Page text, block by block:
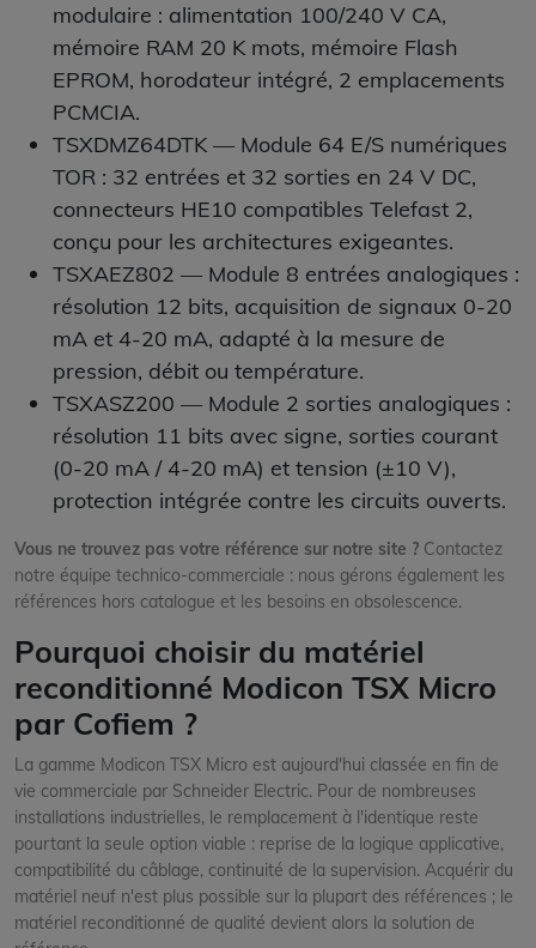
modulaire : alimentation 100/240 V CA,
mémoire RAM 20 K mots, mémoire Flash
EPROM, horodateur intégré, 2 emplacements
PCMCIA.
TSXDMZ64DTK — Module 64 E/S numériques
TOR : 32 entrées et 32 sorties en 24 V DC,
connecteurs HE10 compatibles Telefast 2,
conçu pour les architectures exigeantes.
TSXAEZ802 — Module 8 entrées analogiques :
résolution 12 bits, acquisition de signaux 0-20
mA et 4-20 mA, adapté à la mesure de
pression, débit ou température.
TSXASZ200 — Module 2 sorties analogiques :
résolution 11 bits avec signe, sorties courant
(0-20 mA / 4-20 mA) et tension (±10 V),
protection intégrée contre les circuits ouverts.
Vous ne trouvez pas votre référence sur notre site ? Contactez
notre équipe technico-commerciale : nous gérons également les
références hors catalogue et les besoins en obsolescence.
Pourquoi choisir du matériel
reconditionné Modicon TSX Micro
par Cofiem ?
La gamme Modicon TSX Micro est aujourd'hui classée en fin de
vie commerciale par Schneider Electric. Pour de nombreuses
installations industrielles, le remplacement à l'identique reste
pourtant la seule option viable : reprise de la logique applicative,
compatibilité du câblage, continuité de la supervision. Acquérir du
matériel neuf n'est plus possible sur la plupart des références ; le
matériel reconditionné de qualité devient alors la solution de